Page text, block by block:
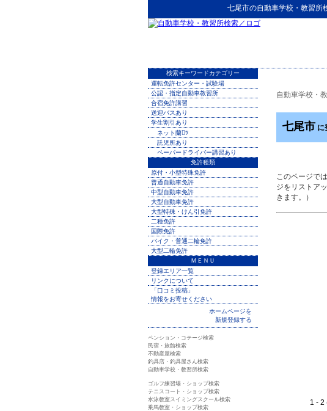
七尾市の自動車学校・教習所
自動車学校・
七尾市 に
このページで
ジをリストア
きます。）
1 - 2
検索キーワードカテゴリー
運転免許センター・試験場
公認・指定自動車教習所
合宿免許講習
送迎バスあり
学生割引あり
ネット蘭ﾂ
託児所あり
ペーパードライバー講習あり
免許種類
原付・小型特殊免許
普通自動車免許
中型自動車免許
大型自動車免許
大型特殊・けん引免許
二種免許
国際免許
バイク・普通二輪免許
大型二輪免許
ＭＥＮＵ
登録エリア一覧
リンクについて
「口コミ投稿」
情報をお寄せください
ホームページを
新規登録する
ペンション・コテージ検索
民宿・旅館検索
不動産屋検索
釣具店・釣具屋さん検索
自動車学校・教習所検索
ゴルフ練習場・ショップ検索
テニスコート・ショップ検索
水泳教室スイミングスクール検索
乗馬教室・ショップ検索